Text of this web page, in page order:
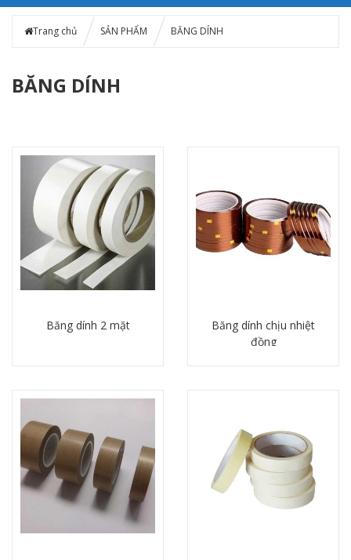
Trang chủ SẢN PHẨM BĂNG DÍNH
BĂNG DÍNH
Băng dính 2 mặt
Băng dính chịu nhiệt
đồng